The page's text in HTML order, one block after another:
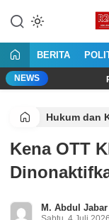
konten
BERITA
NEWS Pendekar
Hukum dan
Kena OTT
M. Abdul Jabar